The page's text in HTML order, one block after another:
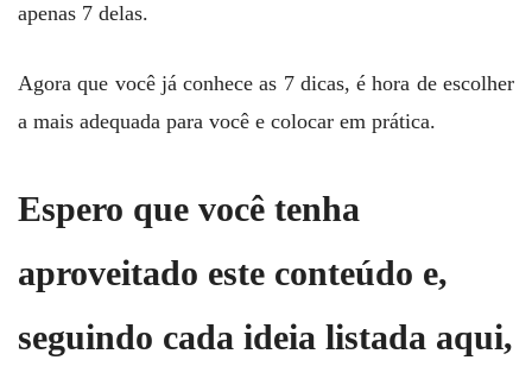
apenas 7 delas.
Agora que você já conhece as 7 dicas, é hora de escolher
a mais adequada para você e colocar em prática.
Espero que você tenha
aproveitado este conteúdo e,
seguindo cada ideia listada aqui,